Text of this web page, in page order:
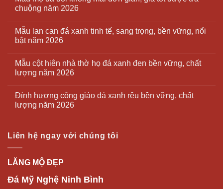
chuộng năm 2026
Mẫu lan can đá xanh tinh tế, sang trọng, bền vững, nổi
bật năm 2026
Mẫu cột hiên nhà thờ họ đá xanh đen bền vững, chất
lượng năm 2026
Đỉnh hương công giáo đá xanh rêu bền vững, chất
lượng năm 2026
Liên hệ ngay với chúng tôi
LĂNG MỘ ĐẸP
Đá Mỹ Nghệ Ninh Bình